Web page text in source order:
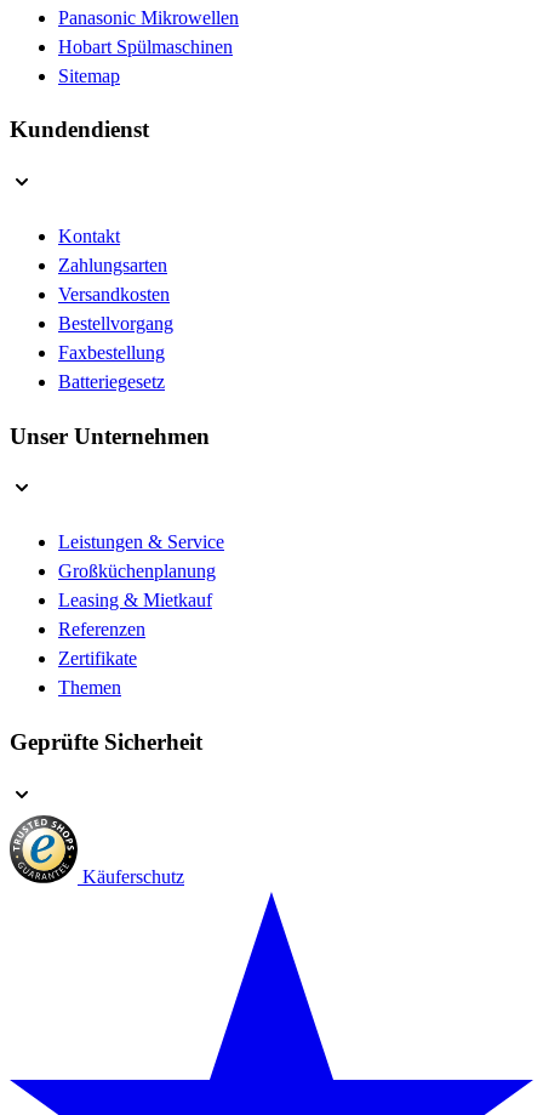
Panasonic Mikrowellen
Hobart Spülmaschinen
Sitemap
Kundendienst
Kontakt
Zahlungsarten
Versandkosten
Bestellvorgang
Faxbestellung
Batteriegesetz
Unser Unternehmen
Leistungen & Service
Großküchenplanung
Leasing & Mietkauf
Referenzen
Zertifikate
Themen
Geprüfte Sicherheit
Käuferschutz